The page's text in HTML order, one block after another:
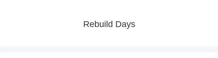
Rebuild Days